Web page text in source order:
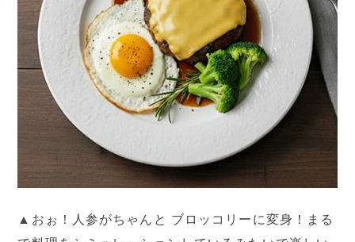
▲おぉ！人参がちゃんと ブロッコリーに変身！まる